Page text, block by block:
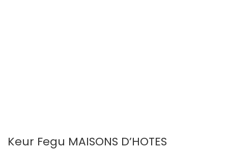
Keur Fegu MAISONS D’HOTES